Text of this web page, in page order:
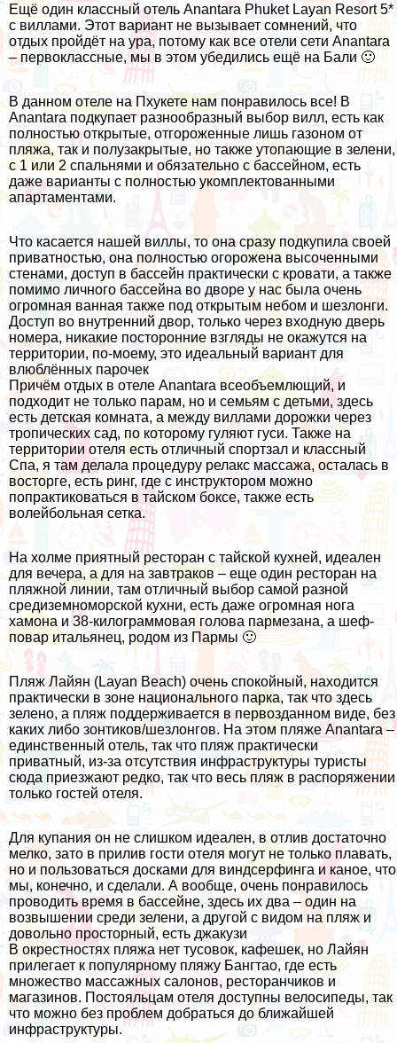
Ещё один классный отель Anantara Phuket Layan Resort 5*
с виллами. Этот вариант не вызывает сомнений, что
отдых пройдёт на ура, потому как все отели сети Anantara
– первоклассные, мы в этом убедились ещё на Бали 🙂
В данном отеле на Пхукете нам понравилось все! В
Anantara подкупает разнообразный выбор вилл, есть как
полностью открытые, отгороженные лишь газоном от
пляжа, так и полузакрытые, но также утопающие в зелени,
с 1 или 2 спальнями и обязательно с бассейном, есть
даже варианты с полностью укомплектованными
апартаментами.
Что касается нашей виллы, то она сразу подкупила своей
приватностью, она полностью огорожена высоченными
стенами, доступ в бассейн практически с кровати, а также
помимо личного бассейна во дворе у нас была очень
огромная ванная также под открытым небом и шезлонги.
Доступ во внутренний двор, только через входную дверь
номера, никакие посторонние взгляды не окажутся на
территории, по-моему, это идеальный вариант для
влюблённых парочек
Причём отдых в отеле Anantara всеобъемлющий, и
подходит не только парам, но и семьям с детьми, здесь
есть детская комната, а между виллами дорожки через
тропических сад, по которому гуляют гуси. Также на
территории отеля есть отличный спортзал и классный
Спа, я там делала процедуру релакс массажа, осталась в
восторге, есть ринг, где с инструктором можно
попрактиковаться в тайском боксе, также есть
волейбольная сетка.
На холме приятный ресторан с тайской кухней, идеален
для вечера, а для на завтраков – еще один ресторан на
пляжной линии, там отличный выбор самой разной
средиземноморской кухни, есть даже огромная нога
хамона и 38-килограммовая голова пармезана, а шеф-
повар итальянец, родом из Пармы 🙂
Пляж Лайян (Layan Beach) очень спокойный, находится
практически в зоне национального парка, так что здесь
зелено, а пляж поддерживается в первозданном виде, без
каких либо зонтиков/шезлонгов. На этом пляже Anantara –
единственный отель, так что пляж практически
приватный, из-за отсутствия инфраструктуры туристы
сюда приезжают редко, так что весь пляж в распоряжении
только гостей отеля.
Для купания он не слишком идеален, в отлив достаточно
мелко, зато в прилив гости отеля могут не только плавать,
но и пользоваться досками для виндсерфинга и каное, что
мы, конечно, и сделали. А вообще, очень понравилось
проводить время в бассейне, здесь их два – один на
возвышении среди зелени, а другой с видом на пляж и
довольно просторный, есть джакузи
В окрестностях пляжа нет тусовок, кафешек, но Лайян
прилегает к популярному пляжу Бангтао, где есть
множество массажных салонов, ресторанчиков и
магазинов. Постояльцам отеля доступны велосипеды, так
что можно без проблем добраться до ближайшей
инфраструктуры.